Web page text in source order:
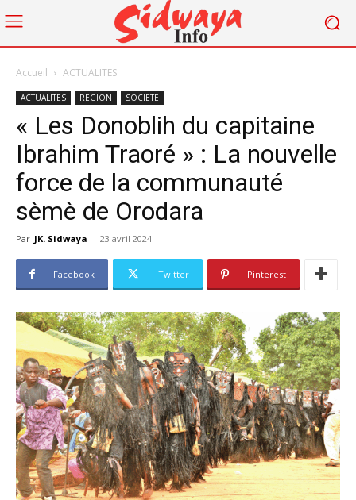
Accueil ACTUALITES
ACTUALITES REGION SOCIETE
« Les Donoblih du capitaine
Ibrahim Traoré » : La nouvelle
force de la communauté
sèmè de Orodara
Par JK. Sidwaya - 23 avril 2024
Facebook Twitter Pinterest